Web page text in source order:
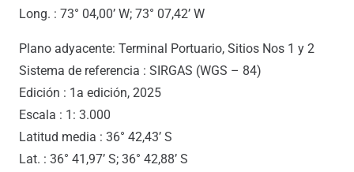
Long. : 73° 04,00’ W; 73° 07,42’ W
Plano adyacente: Terminal Portuario, Sitios Nos 1 y 2
Sistema de referencia : SIRGAS (WGS – 84)
Edición : 1a edición, 2025
Escala : 1: 3.000
Latitud media : 36° 42,43’ S
Lat. : 36° 41,97’ S; 36° 42,88’ S